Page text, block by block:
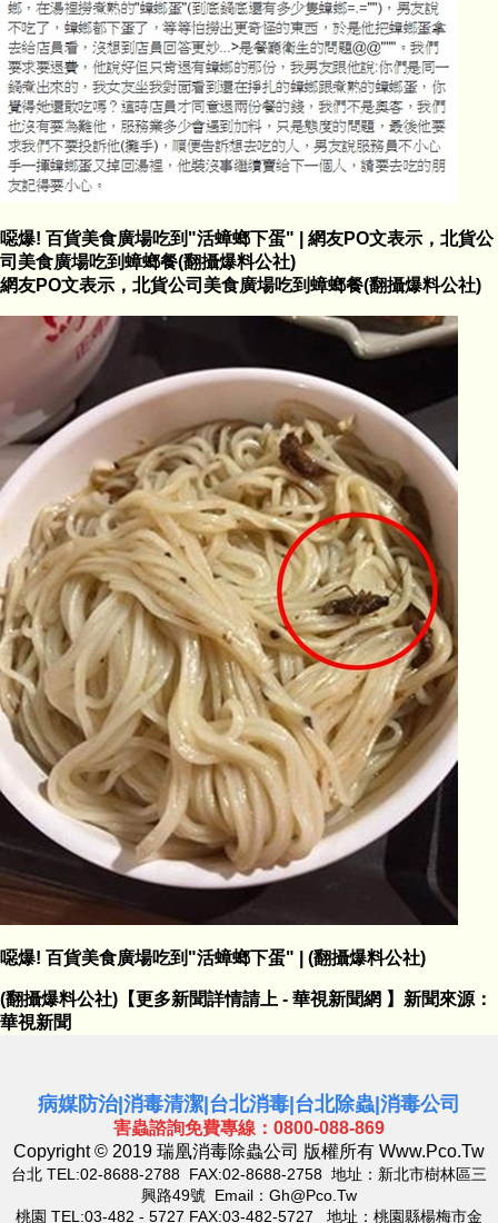
噁爆! 百貨美食廣場吃到"活蟑螂下蛋" | 網友PO文表示，北貨公
司美食廣場吃到蟑螂餐(翻攝爆料公社)
網友PO文表示，北貨公司美食廣場吃到蟑螂餐(翻攝爆料公社)
噁爆! 百貨美食廣場吃到"活蟑螂下蛋" | (翻攝爆料公社)
(翻攝爆料公社) 【更多新聞詳情請上 - 華視新聞網 】 新聞來源：
華視新聞
病媒防治| 消毒清潔 台北消毒 台北除蟲 消毒公司
害蟲諮詢免費專線：0800-088-869
Copyright © 2019 瑞凰消毒除蟲公司 版權所有 Www.pco.tw
台北 TEL:02-8688-2788 FAX:02-8688-2758 地址：新北市樹林區三
興路49號 Email： Gh@pco.tw
桃園 TEL:03-482 - 5727 FAX:03-482-5727 地址：桃園縣楊梅市金